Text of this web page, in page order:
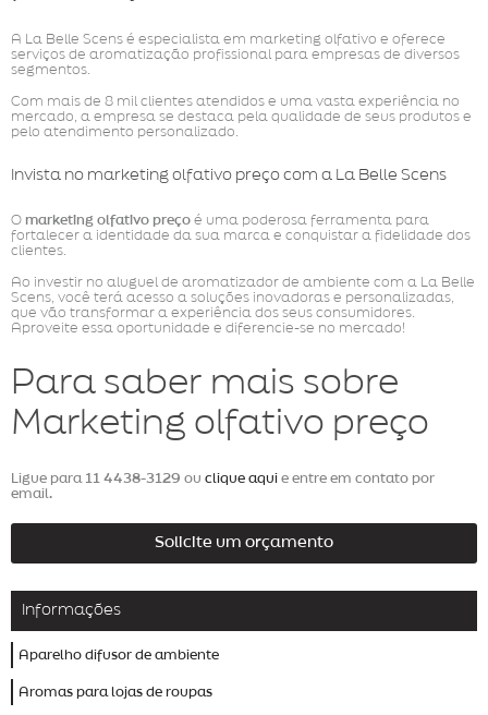
A La Belle Scens é especialista em marketing olfativo e oferece
serviços de aromatização profissional para empresas de diversos
segmentos.
Com mais de 8 mil clientes atendidos e uma vasta experiência no
mercado, a empresa se destaca pela qualidade de seus produtos e
pelo atendimento personalizado.
Invista no marketing olfativo preço com a La Belle Scens
O marketing olfativo preço é uma poderosa ferramenta para
fortalecer a identidade da sua marca e conquistar a fidelidade dos
clientes.
Ao investir no aluguel de aromatizador de ambiente com a La Belle
Scens, você terá acesso a soluções inovadoras e personalizadas,
que vão transformar a experiência dos seus consumidores.
Aproveite essa oportunidade e diferencie-se no mercado!
Para saber mais sobre
Marketing olfativo preço
Ligue para 11 4438-3129 ou clique aqui e entre em contato por
email.
Solicite um orçamento
Informações
Aparelho difusor de ambiente
Aromas para lojas de roupas